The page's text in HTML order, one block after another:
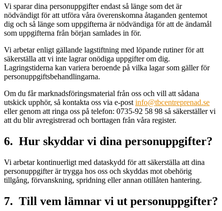
Vi sparar dina personuppgifter endast så länge som det är
nödvändigt för att utföra våra överenskomna åtaganden gentemot
dig och så länge som uppgifterna är nödvändiga för att de ändamål
som uppgifterna från början samlades in för.
Vi arbetar enligt gällande lagstiftning med löpande rutiner för att
säkerställa att vi inte lagrar onödiga uppgifter om dig.
Lagringstiderna kan variera beroende på vilka lagar som gäller för
personuppgiftsbehandlingarna.
Om du får marknadsföringsmaterial från oss och vill att sådana
utskick upphör, så kontakta oss via e-post info@tbcentreprenad.se
eller genom att ringa oss på telefon: 0735-92 58 98 så säkerställer vi
att du blir avregistrerad och borttagen från våra register.
6. Hur skyddar vi dina personuppgifter?
Vi arbetar kontinuerligt med dataskydd för att säkerställa att dina
personuppgifter är trygga hos oss och skyddas mot obehörig
tillgång, förvanskning, spridning eller annan otillåten hantering.
7. Till vem lämnar vi ut personuppgifter?